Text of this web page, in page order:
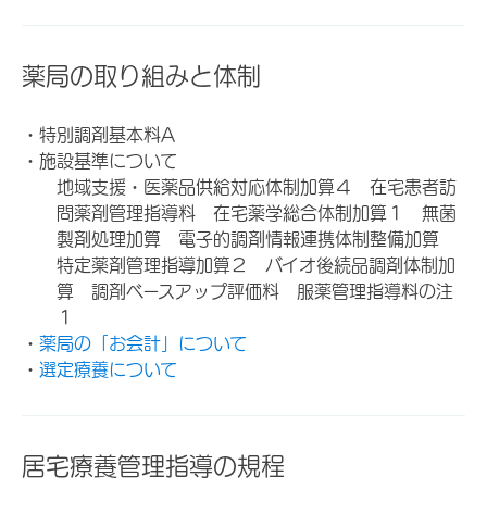
薬局の取り組みと体制
・特別調剤基本料A
・施設基準について
地域支援・医薬品供給対応体制加算４ 在宅患者訪
問薬剤管理指導料 在宅薬学総合体制加算１ 無菌
製剤処理加算 電子的調剤情報連携体制整備加算
特定薬剤管理指導加算２ バイオ後続品調剤体制加
算 調剤ベースアップ評価料 服薬管理指導料の注
１
・ 薬局の「お会計」について
・ 選定療養について
居宅療養管理指導の規程